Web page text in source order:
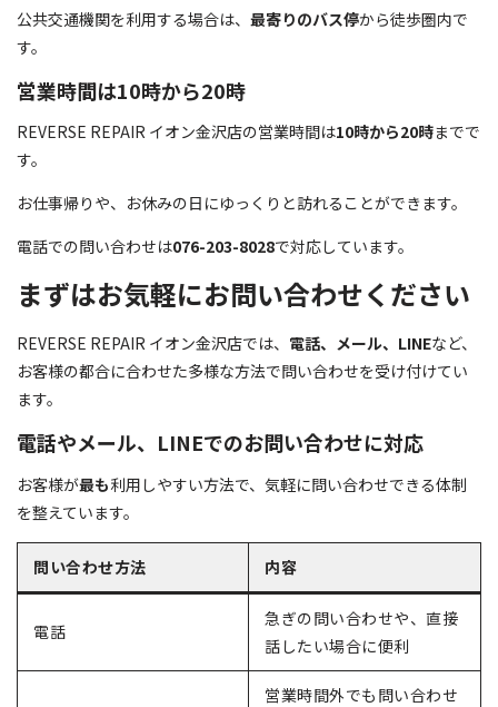
公共交通機関を利用する場合は、 最寄りのバス停から徒歩圏内で
す。
営業時間は10時から20時
REVERSE REPAIR イオン金沢店の営業時間は10時から20時までで
す。
お仕事帰りや、お休みの日にゆっくりと訪れることができます。
電話での問い合わせは076-203-8028で対応しています。
まずはお気軽にお問い合わせください
REVERSE REPAIR イオン金沢店では、 電話、メール、LINEなど、
お客様の都合に合わせた多様な方法で問い合わせを受け付けてい
ます。
電話やメール、LINEでのお問い合わせに対応
お客様が最も利用しやすい方法で、気軽に問い合わせできる体制
を整えています。
問い合わせ方法 内容
電話
急ぎの問い合わせや、直接
話したい場合に便利
営業時間外でも問い合わせ